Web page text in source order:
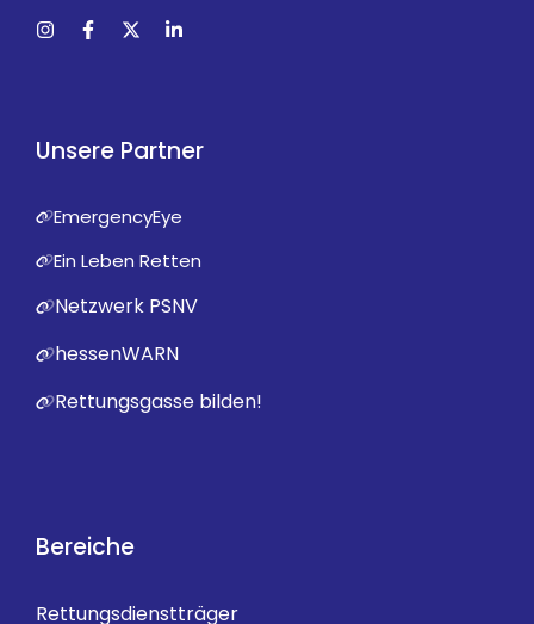
Unsere Partner
EmergencyEye
Ein Leben Retten
Netzwerk PSNV
hessenWARN
Rettungsgasse bilden!
Bereiche
Rettungsdienstträger